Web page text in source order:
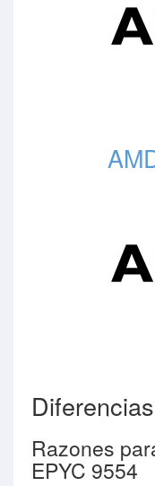
Diferencias
Razones
EPYC 9554